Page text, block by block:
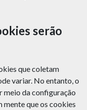
serão
que coletam
variar. No entanto, o
meio da configuração
mente que os cookies